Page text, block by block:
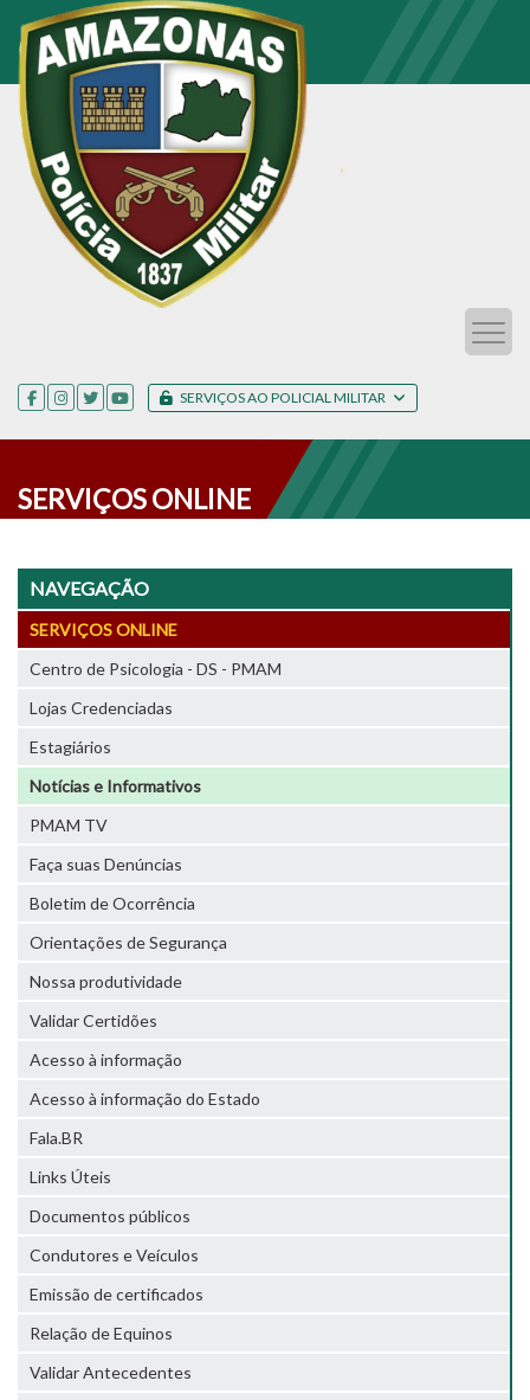
SERVIÇOS AO POLICIAL MILITAR
SERVIÇOS ONLINE
NAVEGAÇÃO
SERVIÇOS ONLINE
Centro de Psicologia - DS - PMAM
Lojas Credenciadas
Estagiários
Notícias e Informativos
PMAM TV
Faça suas Denúncias
Boletim de Ocorrência
Orientações de Segurança
Nossa produtividade
Validar Certidões
Acesso à informação
Acesso à informação do Estado
Fala.BR
Links Úteis
Documentos públicos
Condutores e Veículos
Emissão de certificados
Relação de Equinos
Validar Antecedentes